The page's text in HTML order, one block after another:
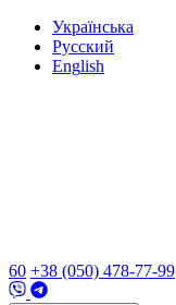
Українська
Русский
English
60 +38 (050) 478-77-99